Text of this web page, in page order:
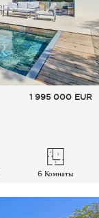
1 995 000 EUR
6 Комнаты